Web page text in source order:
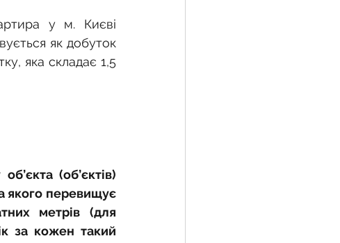
у м. Києві
як добуток
яка складає 1,5
(об’єктів)
якого перевищує
метрів (для
за кожен такий